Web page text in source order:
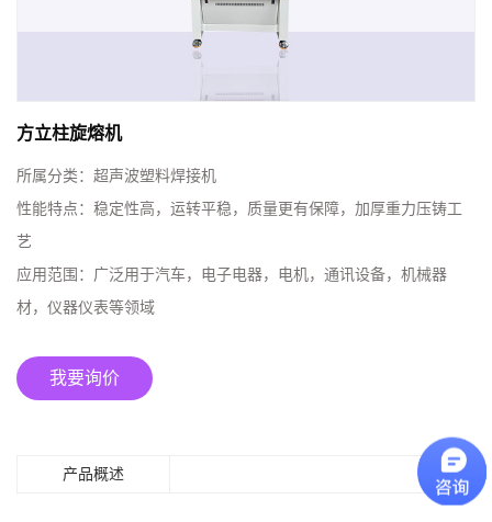
方立柱旋熔机
所属分类： 超声波塑料焊接机
性能特点： 稳定性高，运转平稳，质量更有保障，加厚重力压铸工
艺
应用范围： 广泛用于汽车，电子电器，电机，通讯设备，机械器
材，仪器仪表等领域
我要询价
产品概述